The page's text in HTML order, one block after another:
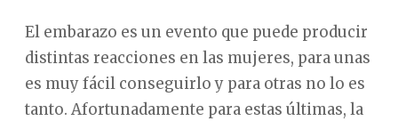
El embarazo es un evento que puede producir
distintas reacciones en las mujeres, para unas
es muy fácil conseguirlo y para otras no lo es
tanto. Afortunadamente para estas últimas, la